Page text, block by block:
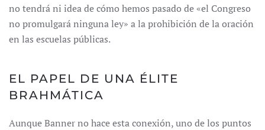
no tendrá ni idea de cómo hemos pasado de «el Congreso
no promulgará ninguna ley» a la prohibición de la oración
en las escuelas públicas.
EL PAPEL DE UNA ÉLITE
BRAHMÁTICA
Aunque Banner no hace esta conexión, uno de los puntos